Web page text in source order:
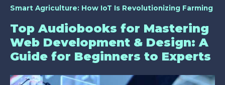
Smart Agriculture: How IoT Is Revolutionizing Farming
Top Audiobooks for Mastering
Web Development & Design: A
Guide for Beginners to Experts